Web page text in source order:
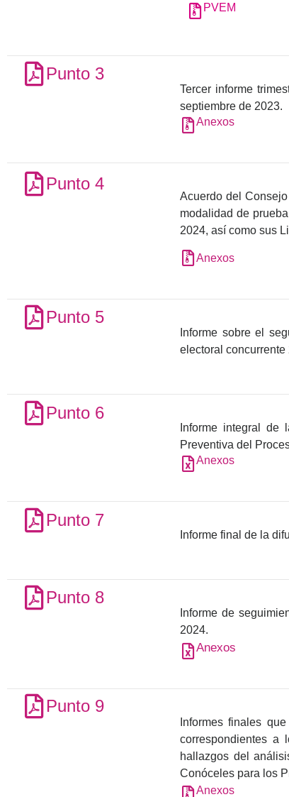
PVEM
Punto 3
Tercer informe
septiembre de 2023.
Anexos
Punto 4
Acuerdo del
modalidad de
2024, así como sus
Anexos
Punto 5
Informe sobre el
electoral concurrente
Punto 6
Informe integral
Preventiva del
Anexos
Punto 7
Informe final de la
Punto 8
Informe de
2024.
Anexos
Punto 9
Informes finales
correspondientes a
hallazgos del
Conóceles para los
Anexos